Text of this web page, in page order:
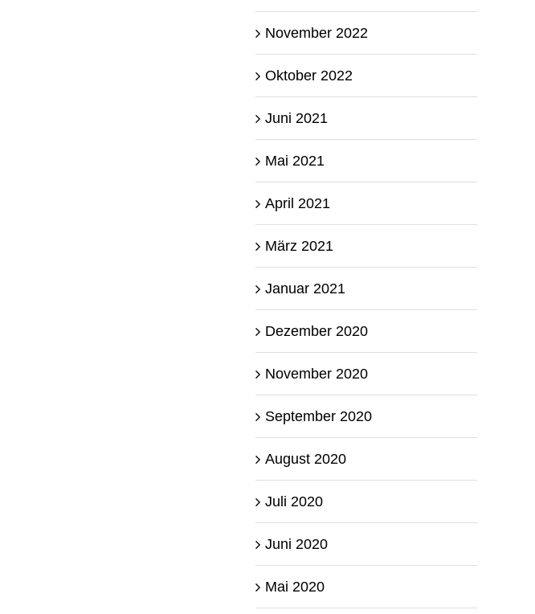
November 2022
Oktober 2022
Juni 2021
Mai 2021
April 2021
März 2021
Januar 2021
Dezember 2020
November 2020
September 2020
August 2020
Juli 2020
Juni 2020
Mai 2020